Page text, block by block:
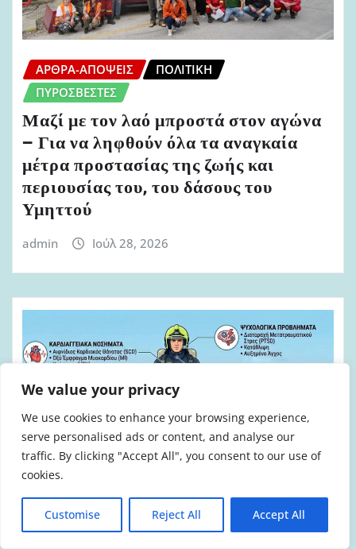
We value your privacy
We use cookies to enhance your browsing experience,
serve personalised ads or content, and analyse our
traffic. By clicking "Accept All", you consent to our use of
cookies.
Customise Reject All Accept All
ΆΡΘΡΑ-ΑΠΌΨΕΙΣ
ΠΟΛΙΤΙΚΉ
ΠΥΡΟΣΒΈΣΤΕΣ
Μαζί με τον λαό μπροστά στον αγώνα
– Για να ληφθούν όλα τα αναγκαία
μέτρα προστασίας της ζωής και
περιουσίας του, του δάσους του
Υμηττού
admin Ιούλ 28, 2026
ΆΡΘΡΑ-ΑΠΌΨΕΙΣ
ΠΟΛΙΤΙΚΉ
ΠΥΡΟΣΒΈΣΤΕΣ